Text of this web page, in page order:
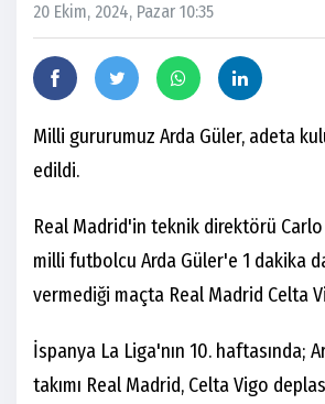
20 Ekim, 2024, Pazar 10:35
Milli gururumuz Arda Güler, adeta
edildi.
Real Madrid'in teknik direktörü
milli futbolcu Arda Güler'e 1 dakika
vermediği maçta Real Madrid Celta
İspanya La Liga'nın 10. haftasında;
takımı Real Madrid, Celta Vigo